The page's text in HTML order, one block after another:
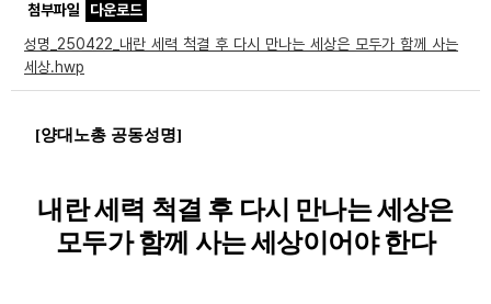
첨부파일
다운로드
성명_250422_내란 세력 척결 후 다시 만나는 세상은 모두가 함께 사는
세상.hwp
[양대노총 공동성명]
내란 세력 척결 후 다시 만나는 세상은
모두가 함께 사는 세상이어야 한다
자료